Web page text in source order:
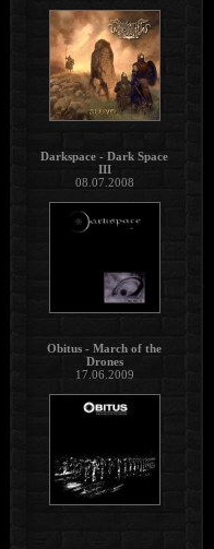
Darkspace - Dark Space
III
08.07.2008
Obitus - March of the
Drones
17.06.2009